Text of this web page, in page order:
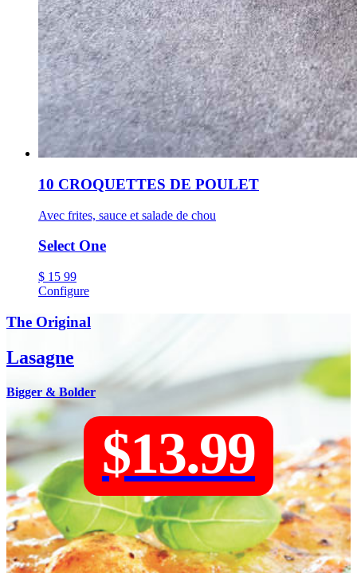
10 CROQUETTES DE POULET
Avec frites, sauce et salade de chou
Select One
$ 15 99
Configure
The Original
Lasagne
Bigger & Bolder
$13.99